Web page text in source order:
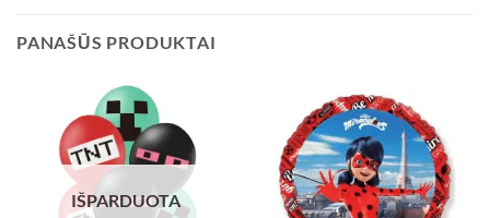
PANAŠŪS PRODUKTAI
IŠPARDUOTA